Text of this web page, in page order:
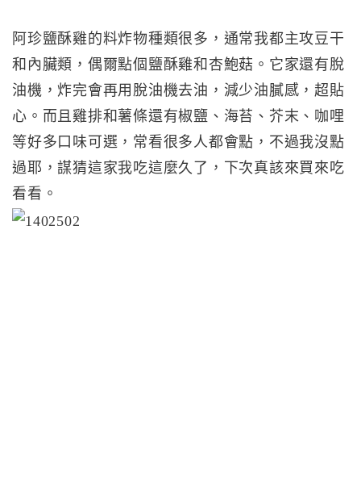
阿珍鹽酥雞的料炸物種類很多，通常我都主攻豆干
和內臟類，偶爾點個鹽酥雞和杏鮑菇。它家還有脫
油機，炸完會再用脫油機去油，減少油膩感，超貼
心。而且雞排和薯條還有椒鹽、海苔、芥末、咖哩
等好多口味可選，常看很多人都會點，不過我沒點
過耶，謀猜這家我吃這麼久了，下次真該來買來吃
看看。